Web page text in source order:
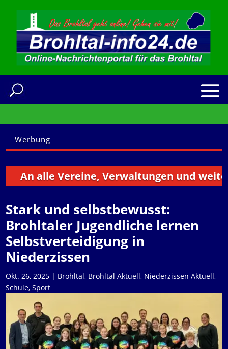
Werbung
alle Vereine, Verwaltungen und weitere
Stark und selbstbewusst:
Brohltaler Jugendliche lernen
Selbstverteidigung in
Niederzissen
Okt. 26, 2025 | Brohltal, Brohltal Aktuell, Niederzissen Aktuell,
Schule, Sport